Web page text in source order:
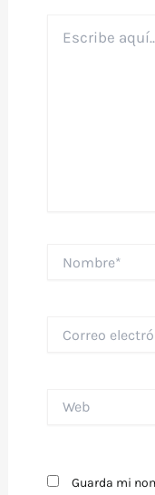
aquí...
electrónico*
Guarda mi